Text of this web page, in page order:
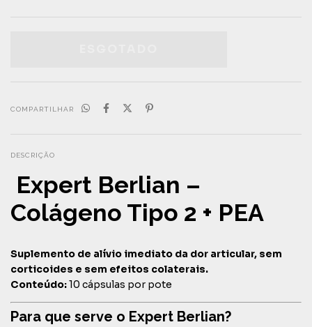
COMPARTILHAR
DESCRIÇÃO
Expert Berlian –
Colágeno Tipo 2 + PEA
Suplemento de alívio imediato da dor articular, sem
corticoides e sem efeitos colaterais.
Conteúdo:10 cápsulas por pote
Para que serve o Expert Berlian?